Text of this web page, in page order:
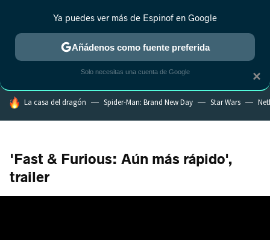
ESTRENOS REALITY ANIME RANKINGS CINE
HOY SE HABLA DE
La casa del dragón Spider-Man: Brand New Day Star Wars
'Fast & Furious: Aún más rápido',
trailer
×
Ya puedes ver más de Espinof en Google
Añádenos como fuente preferida
Solo necesitas una cuenta de Google